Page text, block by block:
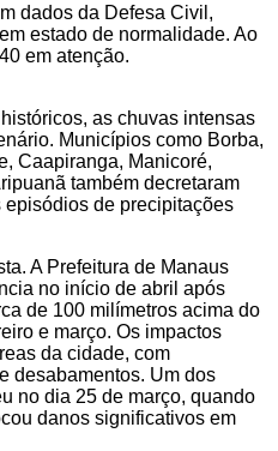
dados da Defesa Civil,
estado de normalidade. Ao
em atenção.
as chuvas intensas
Municípios como Borba,
Caapiranga, Manicoré,
também decretaram
de precipitações
A Prefeitura de Manaus
no início de abril após
de 100 milímetros acima do
e março. Os impactos
da cidade, com
desabamentos. Um dos
no dia 25 de março, quando
danos significativos em